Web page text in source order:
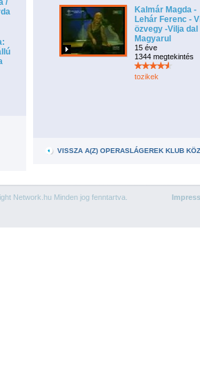
/
Kalmár Magda -
Lehár Ferenc -
özvegy -Vilja dal
Magyarul
15 éve
1344 megtekintés
tozikek
VISSZA A(Z) OPERASLÁGEREK KLUB
Network.hu Minden jog fenntartva.